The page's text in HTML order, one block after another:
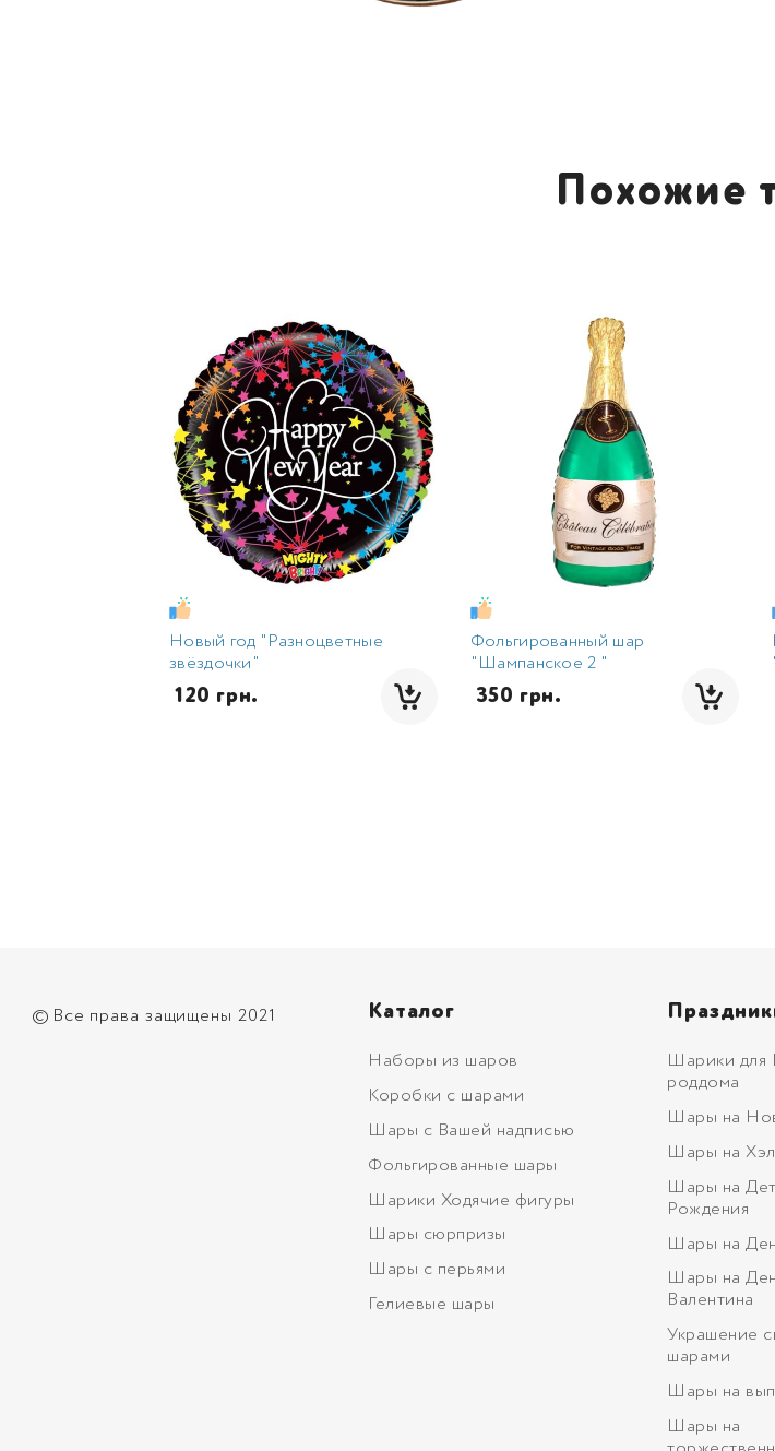
Похожие
Новый год "Разноцветные
звёздочки"
120 грн.
Фольгированный шар
"Шампанское 2 "
350 грн.
©Все права защищены 2021 Каталог
Наборы из шаров
Коробки с шарами
Шары с Вашей надписью
Фольгированные шары
Шарики Ходячие фигуры
Шары сюрпризы
Шары с перьями
Гелиевые шары
Шарики для
роддома
Шары на
Шары на
Шары на
Рождения
Шары на
Шары на
Валентина
Украшение
шарами
Шары на
Шары на